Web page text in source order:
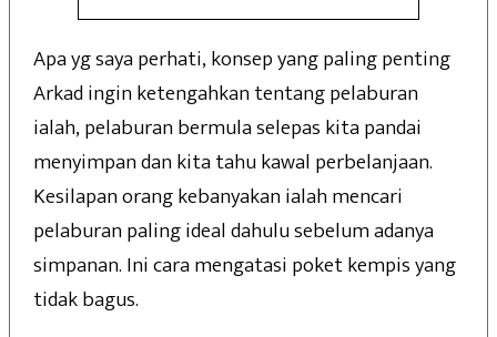
Apa yg saya perhati, konsep yang paling penting
Arkad ingin ketengahkan tentang pelaburan
ialah, pelaburan bermula selepas kita pandai
menyimpan dan kita tahu kawal perbelanjaan.
Kesilapan orang kebanyakan ialah mencari
pelaburan paling ideal dahulu sebelum adanya
simpanan. Ini cara mengatasi poket kempis yang
tidak bagus.